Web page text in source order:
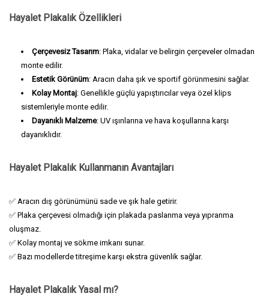
Hayalet Plakalık Özellikleri
Çerçevesiz Tasarım: Plaka, vidalar ve belirgin çerçeveler olmadan
monte edilir.
Estetik Görünüm: Aracın daha şık ve sportif görünmesini sağlar.
Kolay Montaj: Genellikle güçlü yapıştırıcılar veya özel klips
sistemleriyle monte edilir.
Dayanıklı Malzeme: UV ışınlarına ve hava koşullarına karşı
dayanıklıdır.
Hayalet Plakalık Kullanmanın Avantajları
✅ Aracın dış görünümünü sade ve şık hale getirir.
✅ Plaka çerçevesi olmadığı için plakada paslanma veya yıpranma
oluşmaz.
✅ Kolay montaj ve sökme imkanı sunar.
✅ Bazı modellerde titreşime karşı ekstra güvenlik sağlar.
Hayalet Plakalık Yasal mı?